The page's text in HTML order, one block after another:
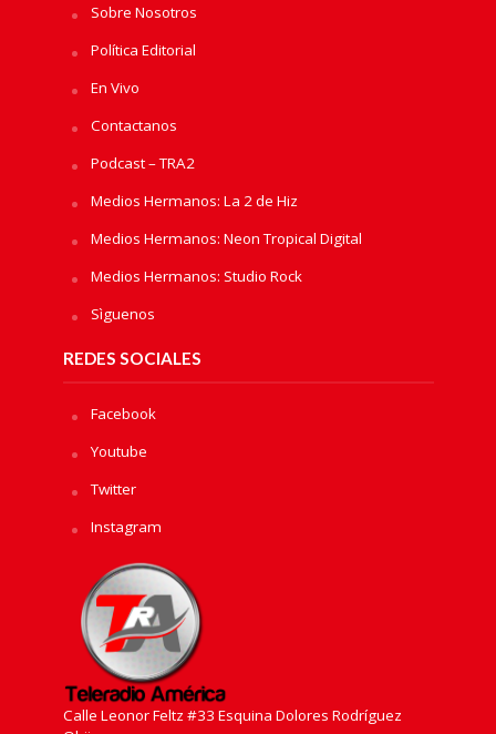
Sobre Nosotros
Política Editorial
En Vivo
Contactanos
Podcast – TRA2
Medios Hermanos: La 2 de Hiz
Medios Hermanos: Neon Tropical Digital
Medios Hermanos: Studio Rock
Sìguenos
REDES SOCIALES
Facebook
Youtube
Twitter
Instagram
Calle Leonor Feltz #33 Esquina Dolores Rodríguez